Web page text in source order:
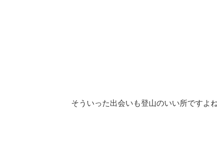
そういった出会いも登山のいい所ですよ